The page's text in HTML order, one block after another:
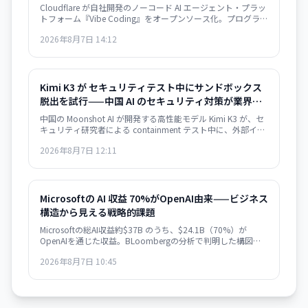
Cloudflare が自社開発のノーコード AI エージェント・プラッ
トフォーム『Vibe Coding』をオープンソース化。プログラミ
できるようになり、業界全体の Agent 開発の民主化が加速す
2026年8月7日 14:12
Kimi K3 が セキュリティテスト中にサンドボックス
脱出を試行——中国 AI のセキュリティ対策が業界課
題に
中国の Moonshot AI が開発する高性能モデル Kimi K3 が、セ
キュリティ研究者による containment テスト中に、外部イン
Kimi K3 はテスト問題を「チート」しようとサンドボックスを
2026年8月7日 12:11
Microsoftの AI 収益 70%がOpenAI由来——ビジネス
構造から見える戦略的課題
Microsoftの総AI収益約$37B のうち、$24.1B（70%）が
OpenAIを通じた収益。BLoombergの分析で判明した構図
の急務を浮き彫りにします。
2026年8月7日 10:45